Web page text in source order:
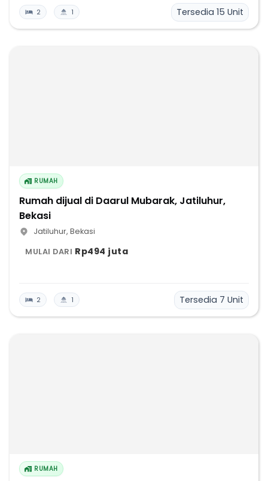
2 1 Tersedia 15 Unit
RUMAH
Rumah dijual di Daarul Mubarak, Jatiluhur,
Bekasi
Jatiluhur, Bekasi
MULAI DARI Rp494 juta
2 1 Tersedia 7 Unit
RUMAH